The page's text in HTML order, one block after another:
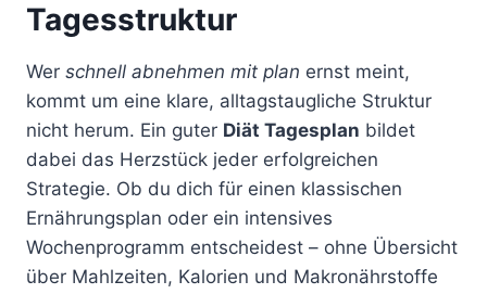
Tagesstruktur
Wer schnell abnehmen mit plan ernst meint,
kommt um eine klare, alltagstaugliche Struktur
nicht herum. Ein guter Diät Tagesplan bildet
dabei das Herzstück jeder erfolgreichen
Strategie. Ob du dich für einen klassischen
Ernährungsplan oder ein intensives
Wochenprogramm entscheidest – ohne Übersicht
über Mahlzeiten, Kalorien und Makronährstoffe